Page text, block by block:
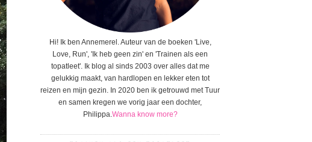
Hi! Ik ben Annemerel. Auteur van de boeken 'Live,
Love, Run', 'Ik heb geen zin' en 'Trainen als een
topatleet'. Ik blog al sinds 2003 over alles dat me
gelukkig maakt, van hardlopen en lekker eten tot
reizen en mijn gezin. In 2020 ben ik getrouwd met Tuur
en samen kregen we vorig jaar een dochter,
Philippa.Wanna know more?